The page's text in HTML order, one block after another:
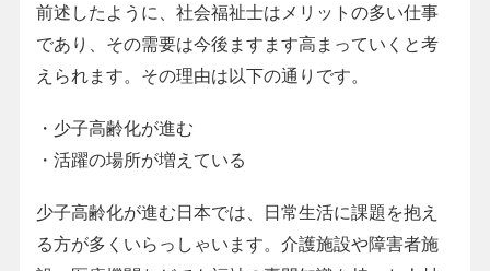
前述したように、社会福祉士はメリットの多い仕事
であり、その需要は今後ますます高まっていくと考
えられます。その理由は以下の通りです。
・少子高齢化が進む
・活躍の場所が増えている
少子高齢化が進む日本では、日常生活に課題を抱え
る方が多くいらっしゃいます。介護施設や障害者施